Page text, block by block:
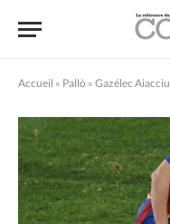
Accueil » Pallò » Gazélec Aiacciu